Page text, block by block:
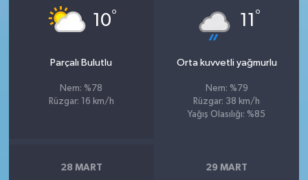
10°
Parçalı Bulutlu
Nem: %78
Rüzgar: 16 km/h
11 °
Orta kuvvetli yağmurlu
Nem: %79
Rüzgar: 38 km/h
Yağış Olasılığı: %85
28 MART 29 MART